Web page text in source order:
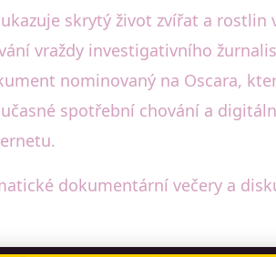
skrytý život zvířat a
vraždy investigativního
nominovaný na Oscara,
spotřební chování a
dokumentární večery a